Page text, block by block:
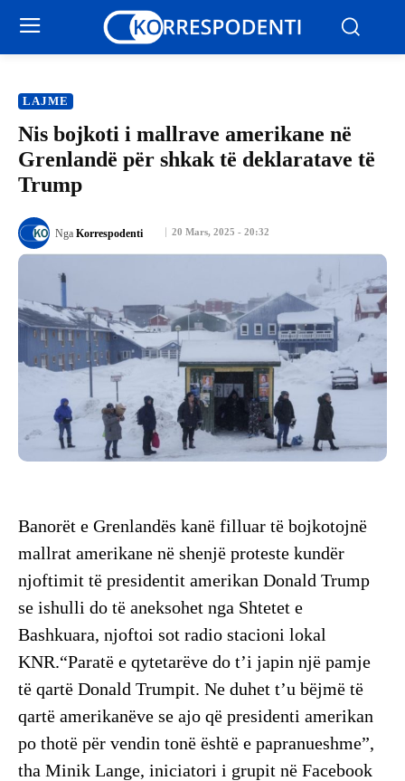
LAJME
Nis bojkoti i mallrave amerikane në
Grenlandë për shkak të deklaratave të
Trump
20 Mars, 2025 - 20:32
Nga Korrespodenti
Banorët e Grenlandës kanë filluar të bojkotojnë
mallrat amerikane në shenjë proteste kundër
njoftimit të presidentit amerikan Donald Trump
se ishulli do të aneksohet nga Shtetet e
Bashkuara, njoftoi sot radio stacioni lokal
KNR.“Paratë e qytetarëve do t’i japin një pamje
të qartë Donald Trumpit. Ne duhet t’u bëjmë të
qartë amerikanëve se ajo që presidenti amerikan
po thotë për vendin tonë është e papranueshme”,
tha Minik Lange, iniciatori i grupit në Facebook